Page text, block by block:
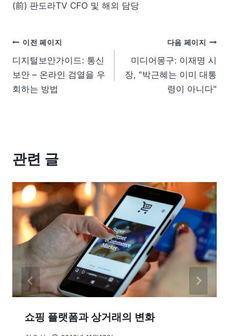
(前) 판도라TV CFO 및 해외 담당
이전 페이지
디지털보안가이드: 통신
보안 – 온라인 검열을 우
회하는 방법
다음 페이지
미디어몽구: 이재명 시
장, "박근혜는 이미 대통
령이 아니다"
관련 글
쇼핑 플랫폼과 상거래의 변화